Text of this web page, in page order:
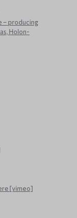
– producing
Holon-
[vimeo]